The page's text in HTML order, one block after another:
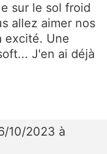
sur le sol froid
allez aimer nos
excité. Une
J'en ai déjà
10/2023 à